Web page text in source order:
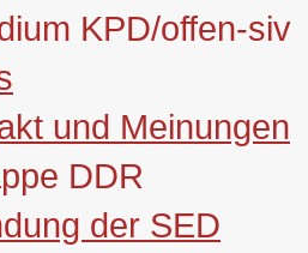
KPD/offen-siv
und Meinungen
DDR
der SED